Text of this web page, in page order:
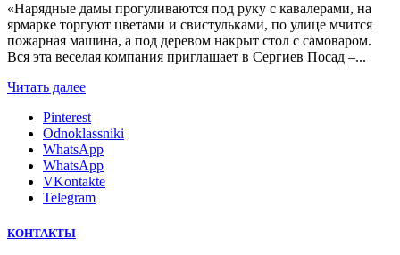
«Нарядные дамы прогуливаются под руку с кавалерами, на
ярмарке торгуют цветами и свистульками, по улице мчится
пожарная машина, а под деревом накрыт стол с самоваром.
Вся эта веселая компания приглашает в Сергиев Посад –...
Читать далее
Pinterest
Odnoklassniki
WhatsApp
WhatsApp
VKontakte
Telegram
КОНТАКТЫ